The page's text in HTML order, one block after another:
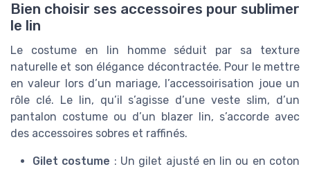
Bien choisir ses accessoires pour sublimer
le lin
Le costume en lin homme séduit par sa texture
naturelle et son élégance décontractée. Pour le mettre
en valeur lors d’un mariage, l’accessoirisation joue un
rôle clé. Le lin, qu’il s’agisse d’une veste slim, d’un
pantalon costume ou d’un blazer lin, s’accorde avec
des accessoires sobres et raffinés.
Gilet costume : Un gilet ajusté en lin ou en coton